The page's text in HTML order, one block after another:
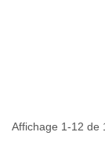
Affichage 1-12 de